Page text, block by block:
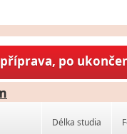
po
Délka studia